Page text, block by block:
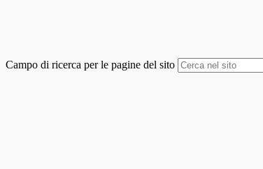
Campo di ricerca per le pagine del sito